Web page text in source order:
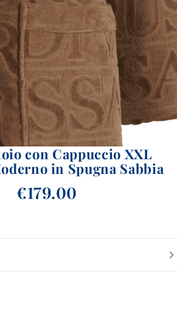
con Cappuccio XXL
in Spugna Sabbia
€179.00